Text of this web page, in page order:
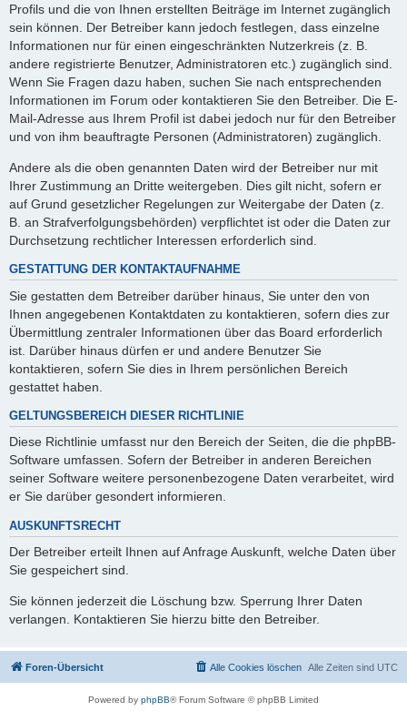
Profils und die von Ihnen erstellten Beiträge im Internet zugänglich
sein können. Der Betreiber kann jedoch festlegen, dass einzelne
Informationen nur für einen eingeschränkten Nutzerkreis (z. B.
andere registrierte Benutzer, Administratoren etc.) zugänglich sind.
Wenn Sie Fragen dazu haben, suchen Sie nach entsprechenden
Informationen im Forum oder kontaktieren Sie den Betreiber. Die E-
Mail-Adresse aus Ihrem Profil ist dabei jedoch nur für den Betreiber
und von ihm beauftragte Personen (Administratoren) zugänglich.
Andere als die oben genannten Daten wird der Betreiber nur mit
Ihrer Zustimmung an Dritte weitergeben. Dies gilt nicht, sofern er
auf Grund gesetzlicher Regelungen zur Weitergabe der Daten (z.
B. an Strafverfolgungsbehörden) verpflichtet ist oder die Daten zur
Durchsetzung rechtlicher Interessen erforderlich sind.
GESTATTUNG DER KONTAKTAUFNAHME
Sie gestatten dem Betreiber darüber hinaus, Sie unter den von
Ihnen angegebenen Kontaktdaten zu kontaktieren, sofern dies zur
Übermittlung zentraler Informationen über das Board erforderlich
ist. Darüber hinaus dürfen er und andere Benutzer Sie
kontaktieren, sofern Sie dies in Ihrem persönlichen Bereich
gestattet haben.
GELTUNGSBEREICH DIESER RICHTLINIE
Diese Richtlinie umfasst nur den Bereich der Seiten, die die phpBB-
Software umfassen. Sofern der Betreiber in anderen Bereichen
seiner Software weitere personenbezogene Daten verarbeitet, wird
er Sie darüber gesondert informieren.
AUSKUNFTSRECHT
Der Betreiber erteilt Ihnen auf Anfrage Auskunft, welche Daten über
Sie gespeichert sind.
Sie können jederzeit die Löschung bzw. Sperrung Ihrer Daten
verlangen. Kontaktieren Sie hierzu bitte den Betreiber.
Foren-Übersicht Alle Zeiten sind UTC
Alle Cookies löschen
Powered by phpBB® Forum Software © phpBB Limited